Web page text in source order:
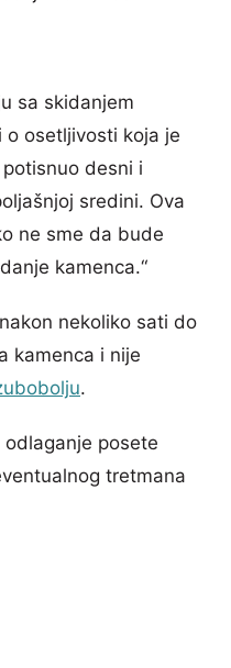
sa skidanjem
o osetljivosti koja je
desni i
sredini. Ova
ne sme da bude
kamenca.“
nekoliko sati do
kamenca i nije
.
posete
tretmana